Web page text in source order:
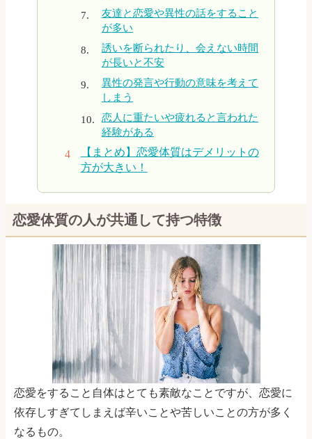
友達と恋愛や異性の話をすること
が多い
誘いを断られたり、会えない時間
が長いと不安
異性の発言や行動の意味を考えて
しまう
恋人に重たいや疲れると言われた
経験がある
【まとめ】恋愛体質はデメリットの
方が大きい！
恋愛体質の人が共通して持つ特徴
恋愛をすること自体はとても素敵なことですが、恋愛に
依存しすぎてしまえば辛いことや苦しいことの方が多く
なるもの。